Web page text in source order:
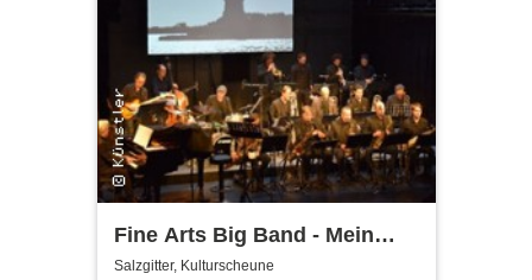
Fine Arts Big Band - Mein
amerikanischer Traum - True
Salzgitter, Kulturscheune